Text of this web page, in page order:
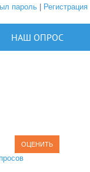
пароль
Регистрация
НАШ ОПРОС